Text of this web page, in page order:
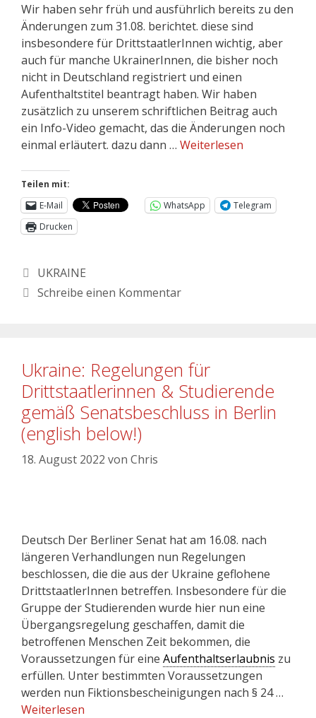
Wir haben sehr früh und ausführlich bereits zu den
Änderungen zum 31.08. berichtet. diese sind
insbesondere für DrittstaatlerInnen wichtig, aber
auch für manche UkrainerInnen, die bisher noch
nicht in Deutschland registriert und einen
Aufenthaltstitel beantragt haben. Wir haben
zusätzlich zu unserem schriftlichen Beitrag auch
ein Info-Video gemacht, das die Änderungen noch
einmal erläutert. dazu dann … Weiterlesen
Teilen mit:
E-Mail
WhatsApp
Telegram
Drucken
UKRAINE
Schreibe einen Kommentar
Ukraine: Regelungen für
Drittstaatlerinnen & Studierende
gemäß Senatsbeschluss in Berlin
(english below!)
18. August 2022 von Chris
Deutsch Der Berliner Senat hat am 16.08. nach
längeren Verhandlungen nun Regelungen
beschlossen, die die aus der Ukraine geflohene
DrittstaatlerInnen betreffen. Insbesondere für die
Gruppe der Studierenden wurde hier nun eine
Übergangsregelung geschaffen, damit die
betroffenen Menschen Zeit bekommen, die
Voraussetzungen für eine Aufenthaltserlaubnis zu
erfüllen. Unter bestimmten Voraussetzungen
werden nun Fiktionsbescheinigungen nach § 24 …
Weiterlesen